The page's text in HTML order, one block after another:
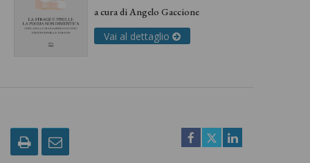
a cura diAngelo Gaccione
Vai al dettaglio